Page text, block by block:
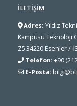
İLETIŞIM
Adres: Yıldız
Kampüsü Teknoloji
Z5 34220 Esenler /
Telefon: +90
E-Posta: